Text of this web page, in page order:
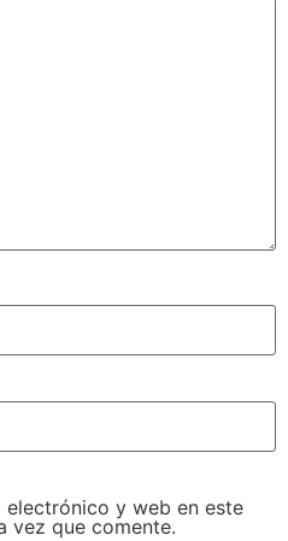
electrónico y web en este
vez que comente.